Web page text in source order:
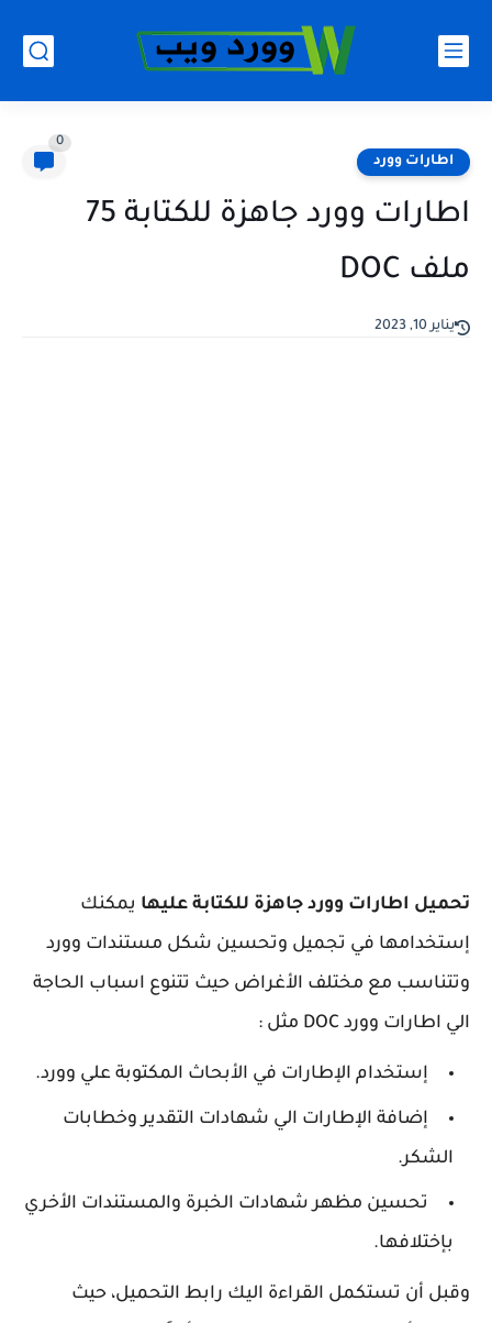
اطارات وورد
0
اطارات وورد جاهزة للكتابة 75
ملف DOC
يناير 10, 2023
تحميل اطارات وورد جاهزة للكتابة عليها يمكنك
إستخدامها في تجميل وتحسين شكل مستندات وورد
وتتناسب مع مختلف الأغراض حيث تتنوع اسباب الحاجة
الي اطارات وورد DOC مثل :
إستخدام الإطارات في الأبحاث المكتوبة علي وورد.
إضافة الإطارات الي شهادات التقدير وخطابات
الشكر.
تحسين مظهر شهادات الخبرة والمستندات الأخري
بإختلافها.
وقبل أن تستكمل القراءة اليك رابط التحميل، حيث